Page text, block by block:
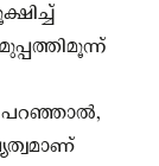
പറഞ്ഞാൽ,